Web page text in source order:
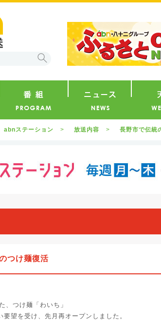
abnステーション 放送内容 長野市で伝統
つけ麺復活
、つけ麺「わいち」
要望を受け、先月再オープンしました。